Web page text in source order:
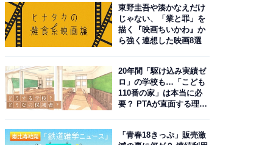
東野圭吾や湊かなえだけ
じゃない、「業と罪」を
描く『映画ちいかわ』か
ら強く連想した映画8選
20年間「駆け込み実績ゼ
ロ」の学校も…「こども
110番の家」は本当に必
要？ PTAが直面する理想
「青春18きっぷ」販売激